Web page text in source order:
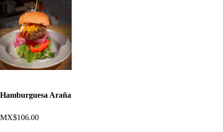
Hamburguesa Araña
MX$106.00